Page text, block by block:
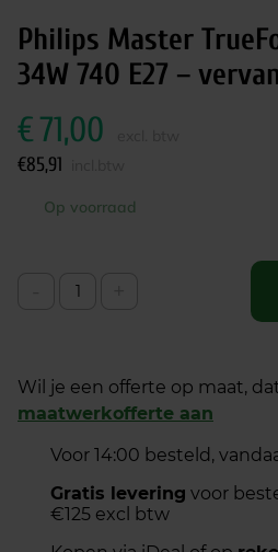
Philips Master
34W 740 E27 –
€71,00
€85,91
Op voorraad
Wil je een offerte op maat,
maatwerkofferte aan
Voor 14:00 besteld,
Gratis levering voor
€125 excl btw